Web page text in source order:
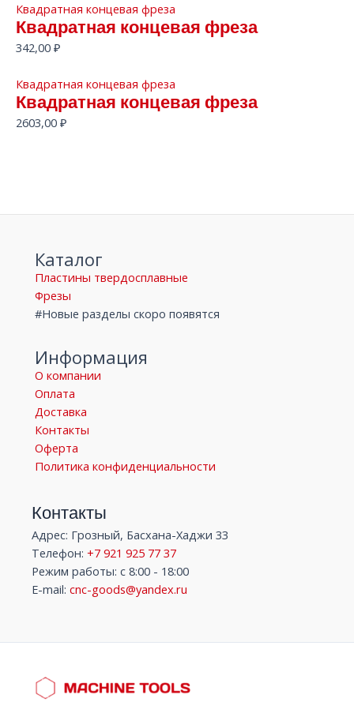
Квадратная концевая фреза
Квадратная концевая фреза
342,00 ₽
Квадратная концевая фреза
Квадратная концевая фреза
2603,00 ₽
Каталог
Пластины твердосплавные
Фрезы
#Новые разделы скоро появятся
Информация
О компании
Оплата
Доставка
Контакты
Оферта
Политика конфиденциальности
Контакты
Адрес: Грозный, Басхана-Хаджи 33
Телефон: +7 921 925 77 37
Режим работы: с 8:00 - 18:00
E-mail: cnc-goods@yandex.ru